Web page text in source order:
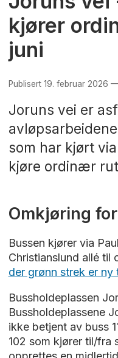
kjører
juni
Publisert 19. februar 2026
Joruns vei er
som har kjørt
kjøre ordinær
Omkjøring
Bussen kjører via
Christianslund allé til
der grønn strek er ny
Bussholdeplassen
Bussholdeplassene
ikke betjent av buss
102 som kjører til/fra